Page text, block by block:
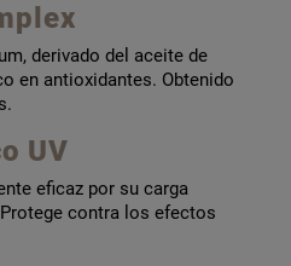
derivado del aceite de
en antioxidantes. Obtenido
UV
eficaz por su carga
contra los efectos